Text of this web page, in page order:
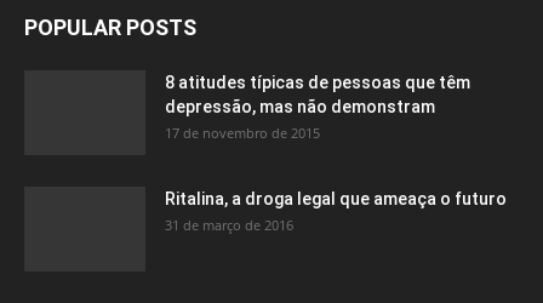
POPULAR POSTS
8 atitudes típicas de pessoas que têm
depressão, mas não demonstram
17 de novembro de 2015
Ritalina, a droga legal que ameaça o futuro
31 de março de 2016